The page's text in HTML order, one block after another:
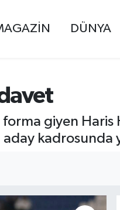
DÜNYA
giyen
kadrosunda